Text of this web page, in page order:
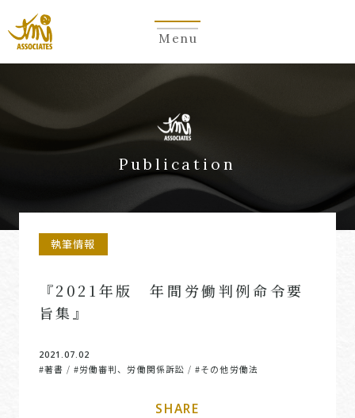
Menu
Publication
執筆情報
『2021年版 年間労働判例命令要
旨集』
2021.07.02
#著書 / #労働審判、労働関係訴訟 /#その他労働法
SHARE